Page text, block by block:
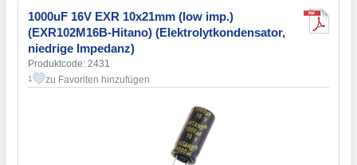
1000uF 16V EXR 10x21mm (low imp.)
(EXR102M16B-Hitano) (Elektrolytkondensator,
niedrige Impedanz)
Produktcode: 2431
1 zu Favoriten hinzufügen